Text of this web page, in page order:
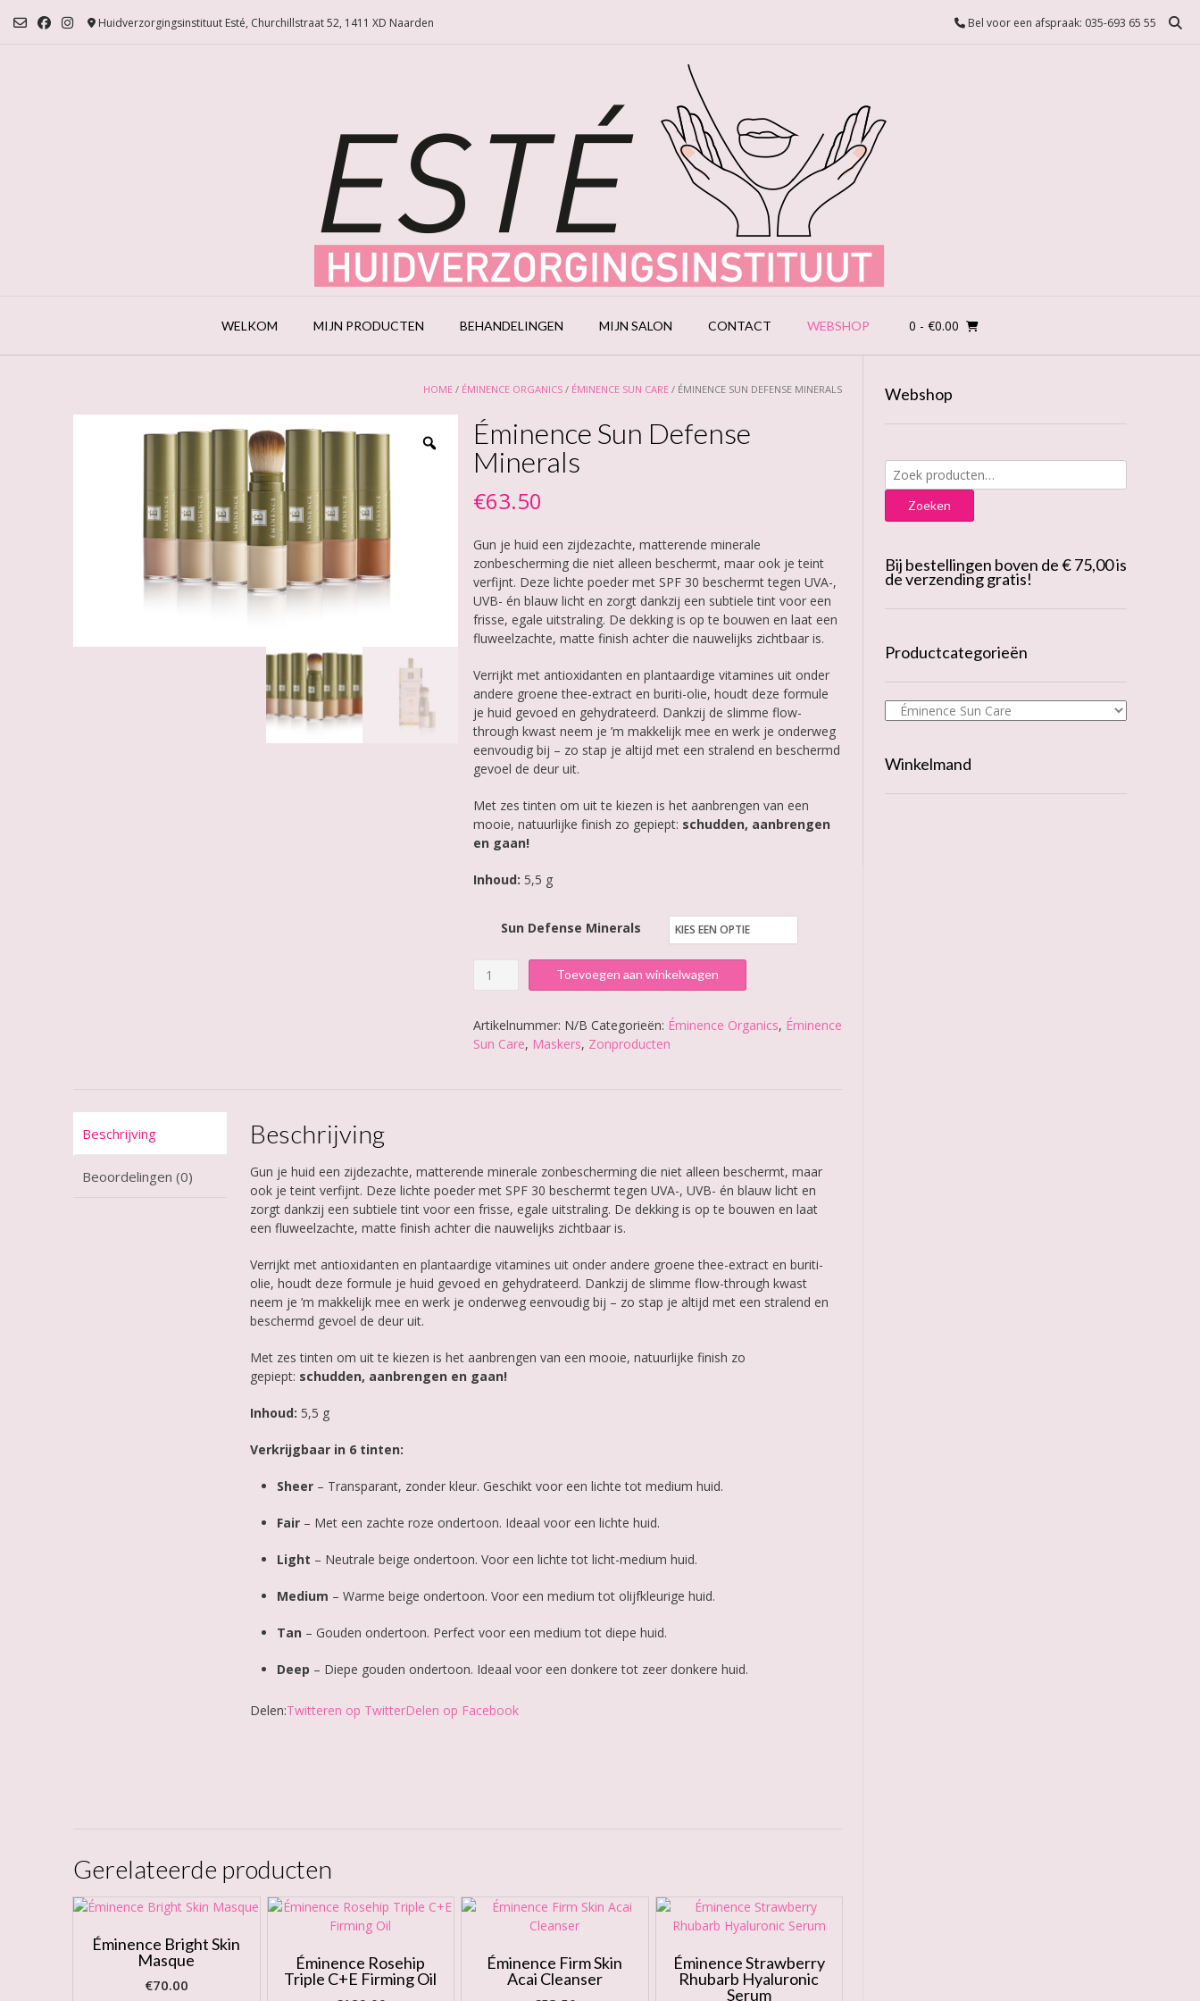
naar
Huidverzorgingsinstituut Esté, Churchillstraat 52, 1411 XD Naarden Bel voor een afspraak: 035-693 65 55
WELKOM MIJN PRODUCTEN BEHANDELINGEN MIJN SALON CONTACT WEBSHOP 0 - €0.00
HOME / ÉMINENCE ORGANICS / ÉMINENCE SUN CARE / ÉMINENCE SUN DEFENSE MINERALS
Éminence Sun Defense
Minerals
€63.50
Gun je huid een zijdezachte, matterende minerale
zonbescherming die niet alleen beschermt, maar ook je teint
verfijnt. Deze lichte poeder met SPF 30 beschermt tegen UVA-,
UVB- én blauw licht en zorgt dankzij een subtiele tint voor een
frisse, egale uitstraling. De dekking is op te bouwen en laat een
fluweelzachte, matte finish achter die nauwelijks zichtbaar is.
Verrijkt met antioxidanten en plantaardige vitamines uit onder
andere groene thee-extract en buriti-olie, houdt deze formule
je huid gevoed en gehydrateerd. Dankzij de slimme flow-
through kwast neem je ’m makkelijk mee en werk je onderweg
eenvoudig bij – zo stap je altijd met een stralend en beschermd
gevoel de deur uit.
Met zes tinten om uit te kiezen is het aanbrengen van een
mooie, natuurlijke finish zo gepiept: schudden, aanbrengen
en gaan!
Inhoud: 5,5 g
Sun Defense Minerals
Éminence
Defense
Minerals
Toevoegen aan winkelwagen
Artikelnummer: N/B Categorieën: Éminence Organics, Éminence
Sun Care, Maskers, Zonproducten
Beschrijving
Beoordelingen (0)
Beschrijving
Gun je huid een zijdezachte, matterende minerale zonbescherming die niet alleen beschermt, maar
ook je teint verfijnt. Deze lichte poeder met SPF 30 beschermt tegen UVA-, UVB- én blauw licht en
zorgt dankzij een subtiele tint voor een frisse, egale uitstraling. De dekking is op te bouwen en laat
een fluweelzachte, matte finish achter die nauwelijks zichtbaar is.
Verrijkt met antioxidanten en plantaardige vitamines uit onder andere groene thee-extract en buriti-
olie, houdt deze formule je huid gevoed en gehydrateerd. Dankzij de slimme flow-through kwast
neem je ’m makkelijk mee en werk je onderweg eenvoudig bij – zo stap je altijd met een stralend en
beschermd gevoel de deur uit.
Met zes tinten om uit te kiezen is het aanbrengen van een mooie, natuurlijke finish zo
gepiept: schudden, aanbrengen en gaan!
Inhoud: 5,5 g
Verkrijgbaar in 6 tinten:
Sheer – Transparant, zonder kleur. Geschikt voor een lichte tot medium huid.
Fair – Met een zachte roze ondertoon. Ideaal voor een lichte huid.
Light – Neutrale beige ondertoon. Voor een lichte tot licht-medium huid.
Medium – Warme beige ondertoon. Voor een medium tot olijfkleurige huid.
Tan – Gouden ondertoon. Perfect voor een medium tot diepe huid.
Deep – Diepe gouden ondertoon. Ideaal voor een donkere tot zeer donkere huid.
Delen:Twitteren op TwitterDelen op Facebook
Gerelateerde producten
Éminence Bright Skin
Masque
€70.00
Éminence Rosehip
Triple C+E Firming Oil
Éminence Firm Skin
Acai Cleanser
Éminence Strawberry
Rhubarb Hyaluronic
Serum
Webshop
Zoeken
naar:
Zoeken
Bij bestellingen boven de € 75,00 is
de verzending gratis!
Productcategorieën
Winkelmand